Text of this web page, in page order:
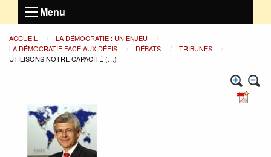
Menu
ACCUEIL
LA DÉMOCRATIE : UN ENJEU
LA DÉMOCRATIE FACE AUX DÉFIS
DÉBATS
TRIBUNES
UTILISONS NOTRE CAPACITÉ (…)